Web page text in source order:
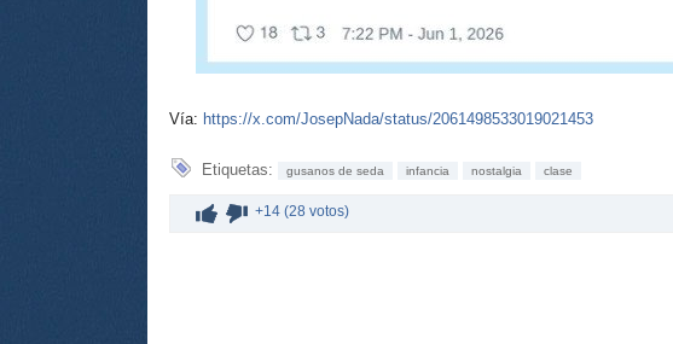
Vía: https://x.com/JosepNada/status/2061498533019021453
Etiquetas: gusanos de seda infancia nostalgia clase
+14 (28 votos)